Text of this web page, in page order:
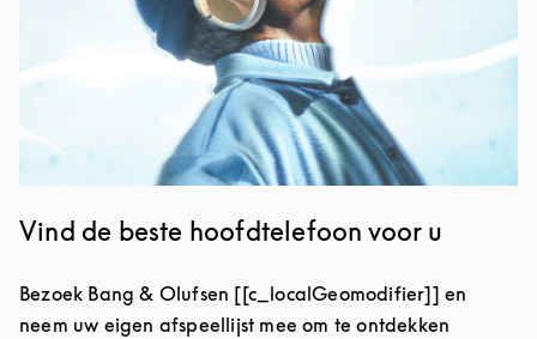
Vind de beste hoofdtelefoon voor u
Bezoek Bang & Olufsen [[c_localGeomodifier]] en
neem uw eigen afspeellijst mee om te ontdekken